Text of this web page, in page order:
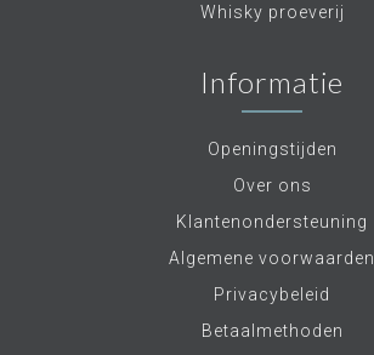
Whisky proeverij
Informatie
Openingstijden
Over ons
Klantenondersteuning
Algemene voorwaarden
Privacybeleid
Betaalmethoden